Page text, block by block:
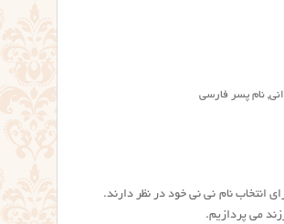
, نام پسر فارسی
انتخاب نام نی نی خود در نظر دارند.
می پردازیم.